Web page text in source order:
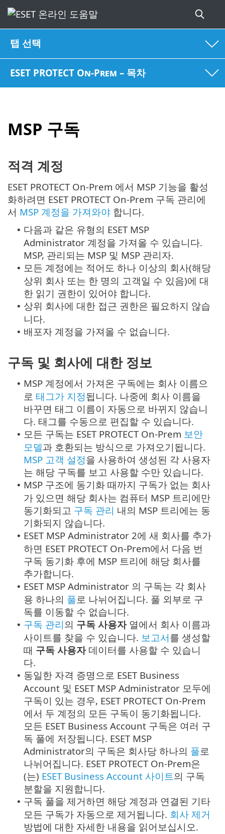
탭 선택
ESET PROTECT On-Prem – 목차
MSP 구독
적격 계정
ESET PROTECT On-Prem 에서 MSP 기능을 활성
화하려면 ESET PROTECT On-Prem 구독 관리에
서 MSP 계정을 가져와야 합니다.
• 다음과 같은 유형의 ESET MSP
Administrator 계정을 가져올 수 있습니다.
MSP, 관리되는 MSP 및 MSP 관리자.
• 모든 계정에는 적어도 하나 이상의 회사(해당
상위 회사 또는 한 명의 고객일 수 있음)에 대
한 읽기 권한이 있어야 합니다.
• 상위 회사에 대한 접근 권한은 필요하지 않습
니다.
• 배포자 계정을 가져올 수 없습니다.
구독 및 회사에 대한 정보
• MSP 계정에서 가져온 구독에는 회사 이름으
로 태그가 지정됩니다. 나중에 회사 이름을
바꾸면 태그 이름이 자동으로 바뀌지 않습니
다. 태그를 수동으로 편집할 수 있습니다.
• 모든 구독는 ESET PROTECT On-Prem 보안
모델과 호환되는 방식으로 가져오기됩니다.
MSP 고객 설정을 사용하여 생성된 각 사용자
는 해당 구독를 보고 사용할 수만 있습니다.
• MSP 구조에 동기화 때까지 구독가 없는 회사
가 있으면 해당 회사는 컴퓨터 MSP 트리에만
동기화되고 구독 관리 내의 MSP 트리에는 동
기화되지 않습니다.
• ESET MSP Administrator 2에 새 회사를 추가
하면 ESET PROTECT On-Prem에서 다음 번
구독 동기화 후에 MSP 트리에 해당 회사를
추가합니다.
• ESET MSP Administrator 의 구독는 각 회사
용 하나의 풀로 나뉘어집니다. 풀 외부로 구
독를 이동할 수 없습니다.
• 구독 관리의 구독 사용자열에서 회사 이름과
사이트를 찾을 수 있습니다. 보고서를 생성할
때 구독 사용자데이터를 사용할 수 있습니
다.
• 동일한 자격 증명으로 ESET Business
Account 및 ESET MSP Administrator 모두에
구독이 있는 경우, ESET PROTECT On-Prem
에서 두 계정의 모든 구독이 동기화됩니다.
모든 ESET Business Account 구독은 여러 구
독 풀에 저장됩니다. ESET MSP
Administrator의 구독은 회사당 하나의 풀로
나뉘어집니다. ESET PROTECT On-Prem은
(는) ESET Business Account 사이트의 구독
분할을 지원합니다.
• 구독 풀을 제거하면 해당 계정과 연결된 기타
모든 구독가 자동으로 제거됩니다. 회사 제거
방법에 대한 자세한 내용을 읽어보십시오.